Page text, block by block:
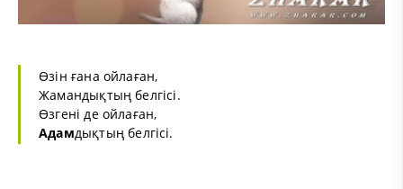
Өзін ғана ойлаған,
Жамандықтың белгісі.
Өзгені де ойлаған,
Адамдықтың белгісі.